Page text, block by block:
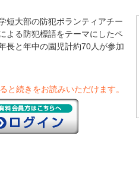
短大部の防犯ボランティアチー
よる防犯標語をテーマにしたペ
長と年中の園児計約70人が参加
と続きをお読みいただけます。